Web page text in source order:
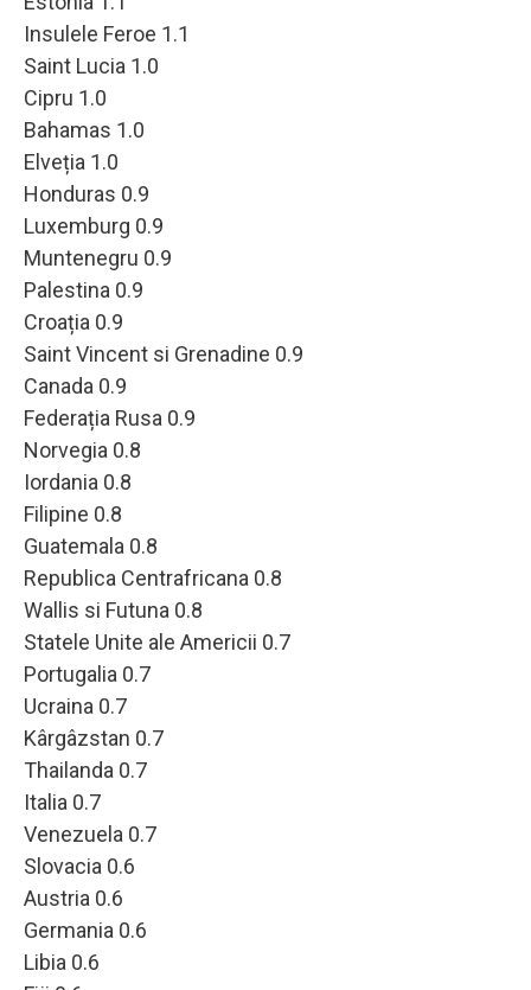
Insulele Feroe 1.1
Saint Lucia 1.0
Cipru 1.0
Bahamas 1.0
Elveția 1.0
Honduras 0.9
Luxemburg 0.9
Muntenegru 0.9
Palestina 0.9
Croația 0.9
Saint Vincent si Grenadine 0.9
Canada 0.9
Federația Rusa 0.9
Norvegia 0.8
Iordania 0.8
Filipine 0.8
Guatemala 0.8
Republica Centrafricana 0.8
Wallis si Futuna 0.8
Statele Unite ale Americii 0.7
Portugalia 0.7
Ucraina 0.7
Kârgâzstan 0.7
Thailanda 0.7
Italia 0.7
Venezuela 0.7
Slovacia 0.6
Austria 0.6
Germania 0.6
Libia 0.6